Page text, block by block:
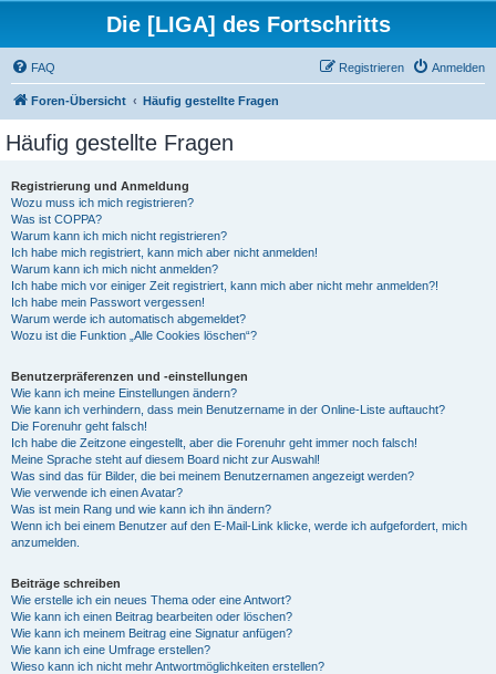
Die [LIGA] des Fortschritts
FAQ Anmelden
Registrieren
Foren-Übersicht Häufig gestellte Fragen
Häufig gestellte Fragen
Registrierung und Anmeldung
Wozu muss ich mich registrieren?
Was ist COPPA?
Warum kann ich mich nicht registrieren?
Ich habe mich registriert, kann mich aber nicht anmelden!
Warum kann ich mich nicht anmelden?
Ich habe mich vor einiger Zeit registriert, kann mich aber nicht mehr anmelden?!
Ich habe mein Passwort vergessen!
Warum werde ich automatisch abgemeldet?
Wozu ist die Funktion „Alle Cookies löschen“?
Benutzerpräferenzen und -einstellungen
Wie kann ich meine Einstellungen ändern?
Wie kann ich verhindern, dass mein Benutzername in der Online-Liste auftaucht?
Die Forenuhr geht falsch!
Ich habe die Zeitzone eingestellt, aber die Forenuhr geht immer noch falsch!
Meine Sprache steht auf diesem Board nicht zur Auswahl!
Was sind das für Bilder, die bei meinem Benutzernamen angezeigt werden?
Wie verwende ich einen Avatar?
Was ist mein Rang und wie kann ich ihn ändern?
Wenn ich bei einem Benutzer auf den E-Mail-Link klicke, werde ich aufgefordert, mich
anzumelden.
Beiträge schreiben
Wie erstelle ich ein neues Thema oder eine Antwort?
Wie kann ich einen Beitrag bearbeiten oder löschen?
Wie kann ich meinem Beitrag eine Signatur anfügen?
Wie kann ich eine Umfrage erstellen?
Wieso kann ich nicht mehr Antwortmöglichkeiten erstellen?